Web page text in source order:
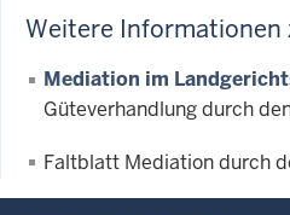
Weitere Informationen
Mediation im
Güteverhandlung durch
Faltblatt Mediation durch